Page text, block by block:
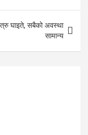
घाइते, सबैको अवस्था
सामान्य